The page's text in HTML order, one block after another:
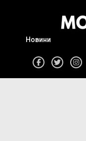
Новини